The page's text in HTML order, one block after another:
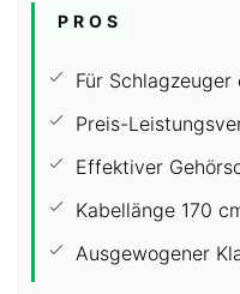
PROS
Für
Preis-
Effektiver
Kabellänge 170
Ausgewogener